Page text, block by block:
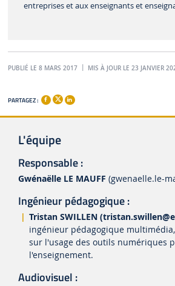
entreprises et aux enseignants et
PUBLIÉ LE 8 MARS 2017 MIS À JOUR LE 23 JANVIER
PARTAGEZ :
L'équipe
Responsable :
Gwénaëlle LE MAUFF (gwenaelle.le-
Ingénieur pédagogique :
Tristan SWILLEN (tristan.swillen
ingénieur pédagogique
sur l'usage des outils numériques
l'enseignement.
Audiovisuel :